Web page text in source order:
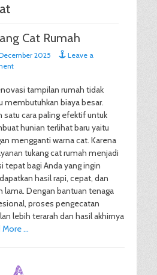
Cat Rumah
2025
Leave a
tampilan rumah tidak
membutuhkan biaya besar.
satu cara paling efektif untuk
hunian terlihat baru yaitu
mengganti warna cat. Karena
tukang cat rumah menjadi
tepat bagi Anda yang ingin
hasil rapi, cepat, dan
lama. Dengan bantuan tenaga
proses pengecatan
lebih terarah dan hasil akhirnya
More …